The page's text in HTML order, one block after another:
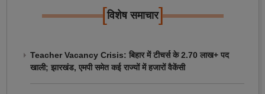
[विशेष समाचार]
Teacher Vacancy Crisis: बिहार में टीचर्स के 2.70 लाख+ पद
खाली; झारखंड, एमपी समेत कई राज्यों में हजारों वैकेंसी